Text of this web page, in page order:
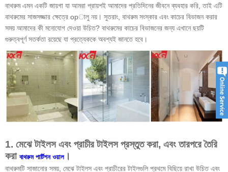
বাথরুম এমন একটি জায়গা যা আমরা প্রায়শই আমাদের প্রতিদিনের জীবনে ব্যবহার করি, তাই এটি
বাথরুমের সাজসজ্জার ক্ষেত্রে opালু নয়। সুতরাং, বাথরুম সংস্কার এবং কাচের বিভাজন করার
সময় আমাদের কী মনোযোগ দেওয়া উচিত? বাথরুমের কাচের বিভাজনের জন্য এখানে ছয়টি
গুরুত্বপূর্ণ সতর্কতা রয়েছে যা প্রত্যেককে অবশ্যই জানতে হবে।
1. মেঝে টাইলস এবং প্রাচীর টাইলস প্রস্তুত করা, এবং তারপরে তৈরি
করা বাথরুম পার্টিশন ওয়াল।
বাথরুমটি সাজানোর সময়, মেঝে টাইলস এবং প্রাচীরের টাইলগুলি প্রথমে বিছিয়ে রাখা উচিত এবং